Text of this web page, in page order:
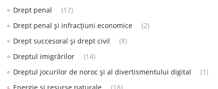
Drept penal
(17)
Drept penal și infracțiuni economice
(2)
Drept succesoral și drept civil
(8)
Dreptul imigrărilor
(14)
Dreptul jocurilor de noroc și al divertismentului digital
(1)
Energie și resurse naturale
(18)